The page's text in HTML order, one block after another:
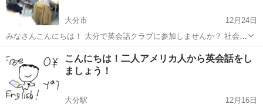
大分市
12月24日
みなさんこんにちは！ 大分で英会話クラブに参加しませんか？ 社会人
向け英会話サークル「英会話クラブ」は全国各地で開催していて、20
年以上の歴史があります。 開催日程：7/23(日) 時間：10:00-11:50 ...
クラブ
こんにちは！二人アメリカ人から英会話をし
ましょう！
大分駅
12月16日